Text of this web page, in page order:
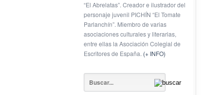
“El Abrelatas”. Creador e ilustrador del
personaje juvenil PICHÍN “El Tomate
Parlanchín”. Miembro de varias
asociaciones culturales y literarias,
entre ellas la Asociación Colegial de
Escritores de España. (+ INFO)